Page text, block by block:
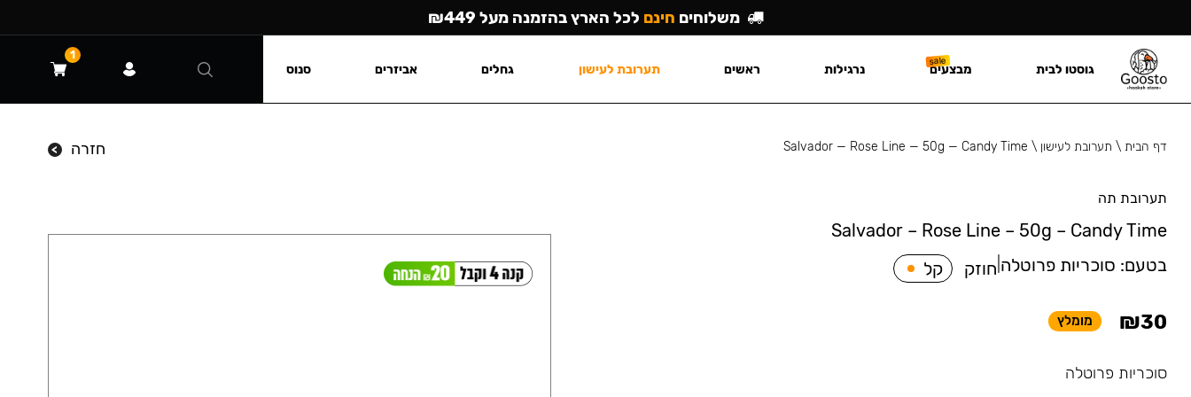
דף הבית\ תערובת לעישון \
Salvador — Rose Line — 50g — Candy Time חזרה
תערובת תה
Salvador – Rose Line – 50g – Candy Time
בטעם: סוכריות פרוטלה חוזק קל
₪30 מומלץ
סוכריות פרוטלה
משלוחים חינם לכל הארץ בהזמנה מעל ₪449
גוסטו לבית מבצעים נרגילות ראשים תערובת לעישון גחלים אביזרים סנוס
1